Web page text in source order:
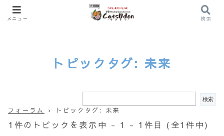
トピックタグ: 未来
フォーラム › トピックタグ: 未来
1件のトピックを表示中 - 1 - 1件目 (全1件中)
メニュー 検索